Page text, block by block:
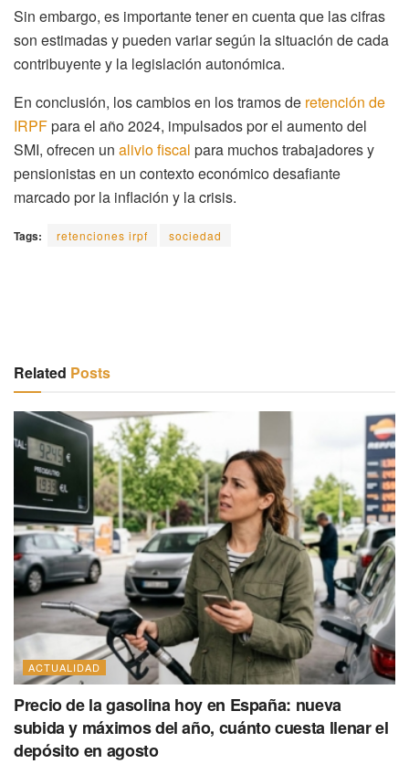
Sin embargo, es importante tener en cuenta que las cifras
son estimadas y pueden variar según la situación de cada
contribuyente y la legislación autonómica.
En conclusión, los cambios en los tramos de retención de
IRPFpara el año 2024, impulsados por el aumento del
SMI, ofrecen un alivio fiscal para muchos trabajadores y
pensionistas en un contexto económico desafiante
marcado por la inflación y la crisis.
Tags: retenciones irpf sociedad
Related Posts
ACTUALIDAD
Precio de la gasolina hoy en España: nueva
subida y máximos del año, cuánto cuesta llenar el
depósito en agosto